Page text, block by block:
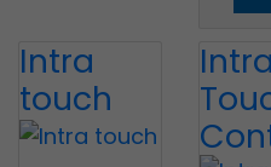
Intra
touch
Intra